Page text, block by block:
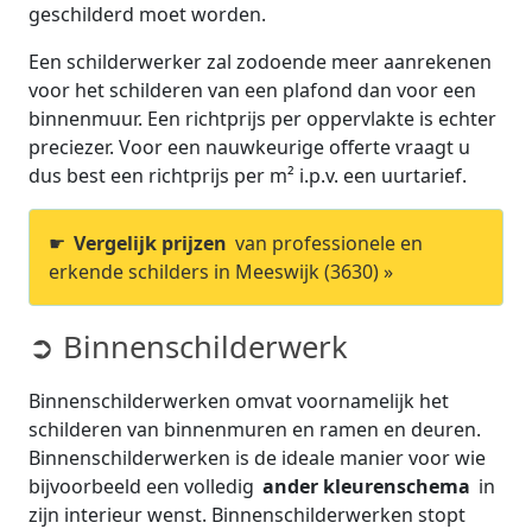
geschilderd moet worden.
Een schilderwerker zal zodoende meer aanrekenen
voor het schilderen van een plafond dan voor een
binnenmuur. Een richtprijs per oppervlakte is echter
preciezer. Voor een nauwkeurige offerte vraagt u
dus best een richtprijs per m² i.p.v. een uurtarief.
☛ Vergelijk prijzen van professionele en
erkende schilders in Meeswijk (3630) »
➲ Binnenschilderwerk
Binnenschilderwerken omvat voornamelijk het
schilderen van binnenmuren en ramen en deuren.
Binnenschilderwerken is de ideale manier voor wie
bijvoorbeeld een volledig ander kleurenschema in
zijn interieur wenst. Binnenschilderwerken stopt